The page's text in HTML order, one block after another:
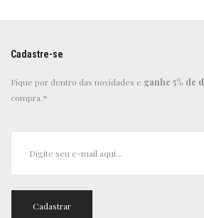
Cadastre-se
Fique por dentro das novidades e ganhe 5% de
compra.*